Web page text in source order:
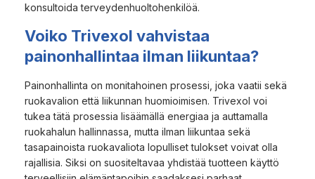
konsultoida terveydenhuoltohenkilöä.
Voiko Trivexol vahvistaa
painonhallintaa ilman liikuntaa?
Painonhallinta on monitahoinen prosessi, joka vaatii sekä
ruokavalion että liikunnan huomioimisen. Trivexol voi
tukea tätä prosessia lisäämällä energiaa ja auttamalla
ruokahalun hallinnassa, mutta ilman liikuntaa sekä
tasapainoista ruokavaliota lopulliset tulokset voivat olla
rajallisia. Siksi on suositeltavaa yhdistää tuotteen käyttö